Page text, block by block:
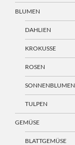
BLUMEN
DAHLIEN
KROKUSSE
ROSEN
SONNENBLUMEN
TULPEN
GEMÜSE
BLATTGEMÜSE